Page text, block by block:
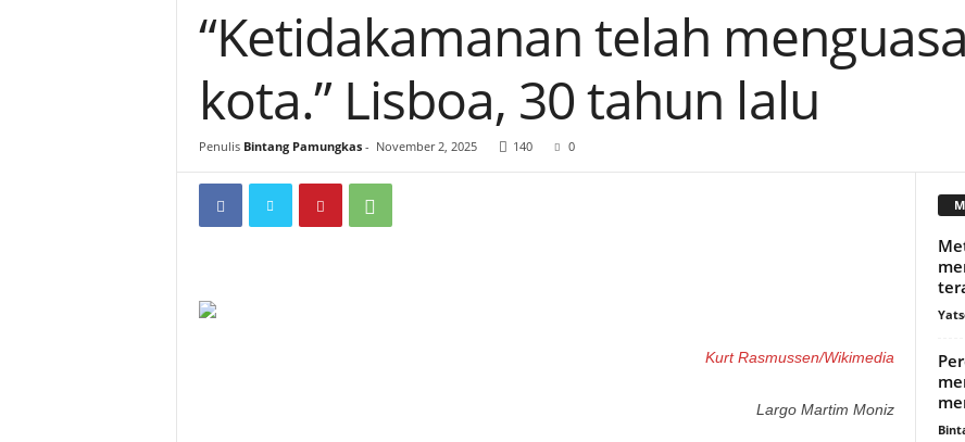
i
t
a
k
“Ketidakamanan telah
kota.” Lisboa, 30 tahun lalu
Penulis Bintang Pamungkas- November 2, 2025 140 0
Kurt Rasmussen/Wikimedia
Largo Martim Moniz